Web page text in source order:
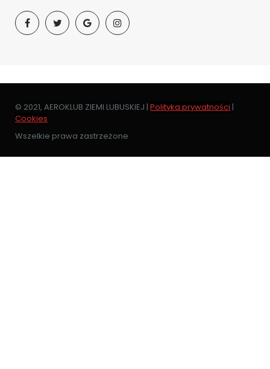
© 2021, AEROKLUB ZIEMI LUBUSKIEJ | Polityka prywatności |
Cookies
Wszelkie prawa zastrzeżone